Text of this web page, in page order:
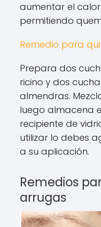
aumentar el
permitiendo
Remedio para
Prepara dos
ricino y dos
almendras.
luego almacena
recipiente de
utilizar lo debes
a su aplicación.
Remedios
arrugas